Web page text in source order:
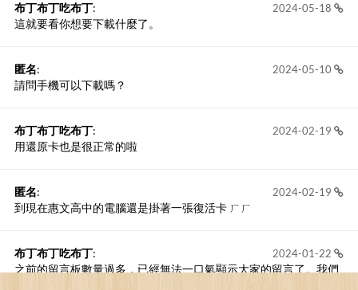
2024-05-18
布丁布丁吃布丁:
這就要看你想要下載什麼了。
2024-05-10
匿名:
請問手機可以下載嗎？
2024-02-19
布丁布丁吃布丁:
用還原卡也是很正常的啦
2024-02-19
匿名:
到現在惠文高中的電腦還是掛著一張復活卡 ㄏㄏ
2024-01-22
布丁布丁吃布丁:
之前的留言板數量過多，已經無法一口氣顯示大家的留言了。我們